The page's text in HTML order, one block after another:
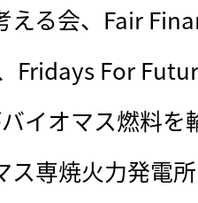
える会、Fair
Fridays For
イオマス燃料
ス専焼火力発電